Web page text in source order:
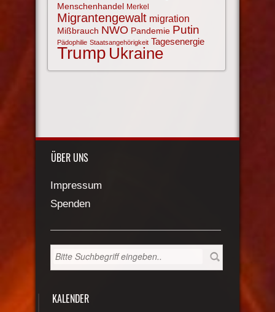
Menschenhandel Merkel
Migrantengewalt migration
Mißbrauch NWO Pandemie Putin
Pädophilie Staatsangehörigkeit Tagesenergie
Trump Ukraine
ÜBER UNS
Impressum
Spenden
KALENDER